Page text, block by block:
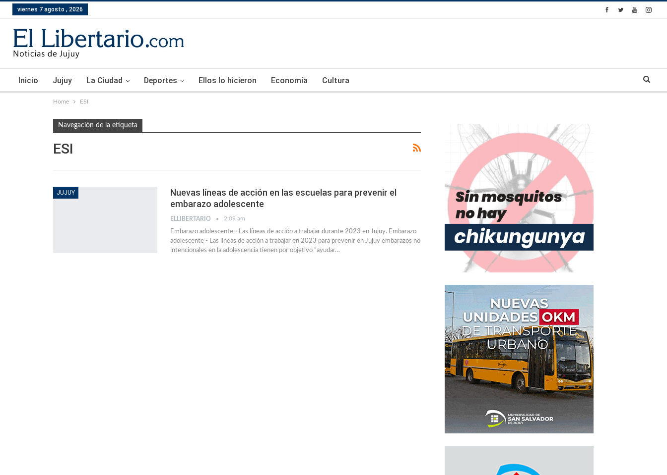
viernes 7 agosto , 2026
Inicio Jujuy La Ciudad Deportes Ellos lo hicieron Economía Cultura
Home ESI
Navegación de la etiqueta
ESI
JUJUY
Nuevas líneas de acción en las escuelas para prevenir el
embarazo adolescente
ELLIBERTARIO 2:09 am
Embarazo adolescente - Las líneas de acción a trabajar durante 2023 en Jujuy. Embarazo
adolescente - Las líneas de acción a trabajar en 2023 para prevenir en Jujuy embarazos no
intencionales en la adolescencia tienen por objetivo “ayudar…